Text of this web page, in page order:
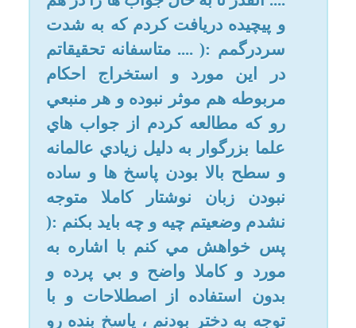
پس خواهش مي كنم با اشاره به
مورد و كاملا واضح و بي پرده و
بدون استفاده از اصطلاحات و با
توجه به دختر بودنم ، پاسخ بنده رو
بديد تا موضوع برام كاملا روشن
دختر بيست و چند ساله هستم ،
انسان مقيد و معتقدي بودم ولي
انقدر اين موضوعات بهم فشار
آورده كه حتي از دينم زده شدم ! ...
دلم نمي خواد تو اين وضع باقي
بمونم ... خواهش مي كنم حداقل
شما كمكم كنيد
چندين سال هستش كه با اين
موضوع مشكل دارم و تقريبا چند
ماهي هست كه فهميدم مشكل
كجاست ... به شدت فكرم درگير
موضوع ذيل هست و شديدا درمانده
7 ماه گذشته بيش از نيمي از نماز